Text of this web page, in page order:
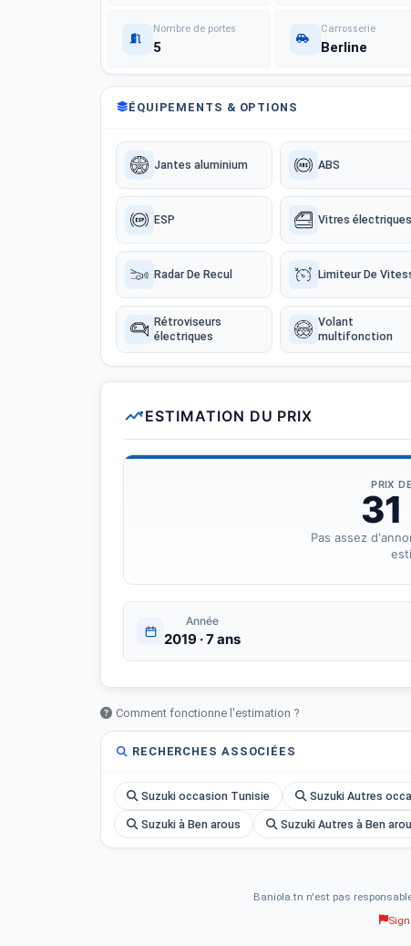
Nombre de portes
5
Carrosserie
Berline
ÉQUIPEMENTS & OPTIONS
Jantes aluminium ABS
ESP Vitres électriques
Radar De Recul Limiteur De
Rétroviseurs
électriques
Volant
multifonction
ESTIMATION DU PRIX
PRIX
Pas assez
Année
2019 · 7 ans
Comment fonctionne l'estimation ?
RECHERCHES ASSOCIÉES
Suzuki occasion Tunisie Suzuki Autres
Suzuki à Ben arous Suzuki Autres à Ben
Baniola.tn n'est pas